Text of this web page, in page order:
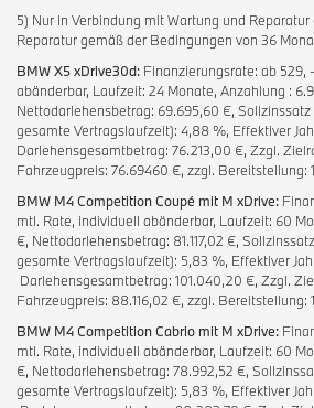
5) Nur in Verbindung mit Wartung und
Reparatur gemäß der Bedingungen von 36
BMW X5 xDrive30d: Finanzierungsrate: ab 529,
abänderbar, Laufzeit: 24 Monate, Anzahlung :
Nettodarlehensbetrag: 69.695,60 €,
gesamte Vertragslaufzeit): 4,88 %, Effektiver
Darlehensgesamtbetrag: 76.213,00 €, Zzgl.
Fahrzeugpreis: 76.69460 €, zzgl. Bereitstellung:
BMW M4 Competition Coupé mit M xDrive:
mtl. Rate, individuell abänderbar, Laufzeit: 60
€, Nettodarlehensbetrag: 81.117,02 €,
gesamte Vertragslaufzeit): 5,83 %, Effektiver
Darlehensgesamtbetrag: 101.040,20 €, Zzgl.
Fahrzeugpreis: 88.116,02 €, zzgl. Bereitstellung:
BMW M4 Competition Cabrio mit M xDrive:
mtl. Rate, individuell abänderbar, Laufzeit: 60
€, Nettodarlehensbetrag: 78.992,52 €,
gesamte Vertragslaufzeit): 5,83 %, Effektiver